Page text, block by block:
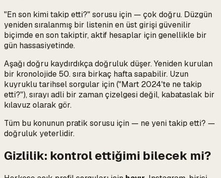
"En son kimi takip etti?"sorusu için — çok doğru. Düzgün
yeniden sıralanmış bir listenin en üst girişi güvenilir
biçimde en son takiptir, aktif hesaplar için genellikle bir
gün hassasiyetinde.
Aşağı doğru kaydırdıkça doğruluk düşer. Yeniden kurulan
bir kronolojide 50. sıra birkaç hafta sapabilir. Uzun
kuyruklu tarihsel sorgular için ("Mart 2024'te ne takip
etti?"), sırayı adli bir zaman çizelgesi değil, kabataslak bir
kılavuz olarak gör.
Tüm bu konunun pratik sorusu için — ne yeni takip etti? —
doğruluk yeterlidir.
Gizlilik: kontrol ettiğimi bilecek mi?